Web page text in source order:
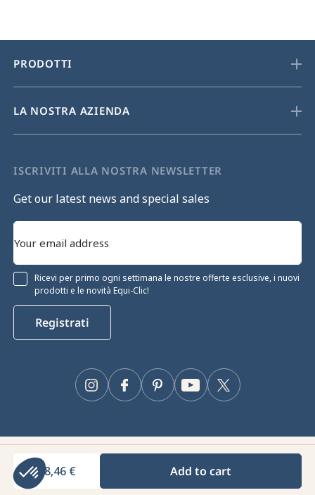
88,46 € Add to cart
PRODOTTI
LA NOSTRA AZIENDA
ISCRIVITI ALLA NOSTRA NEWSLETTER
Get our latest news and special sales
Ricevi per primo ogni settimana le nostre offerte esclusive, i nuovi
prodotti e le novità Equi-Clic!
Registrati
Facebook Twitter
YouTube
Pinterest
Instagram
Equiclic © 2026
Gestione dei cookie